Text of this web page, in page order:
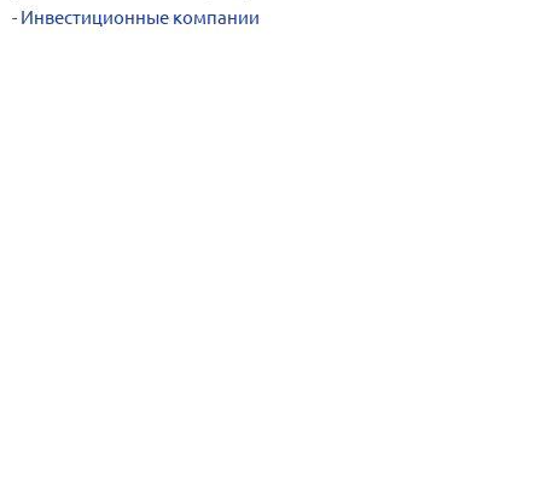
Инвестиционные компании